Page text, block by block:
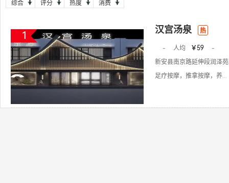
综合 评分 热度 消费
1
汉宫汤泉 热
- 人均 ￥59
-
新安县南京路延伸段润泽
足疗按摩，推拿按摩，养...